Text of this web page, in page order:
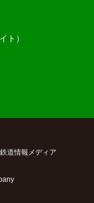
ト）
道情報メディア